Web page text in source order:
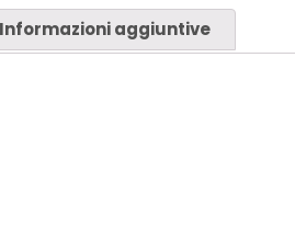
Informazioni aggiuntive